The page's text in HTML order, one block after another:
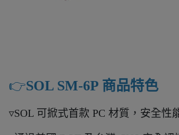
👉️SOL SM-6P 商品特色
▿SOL 可掀式首款 PC 材質，安全性